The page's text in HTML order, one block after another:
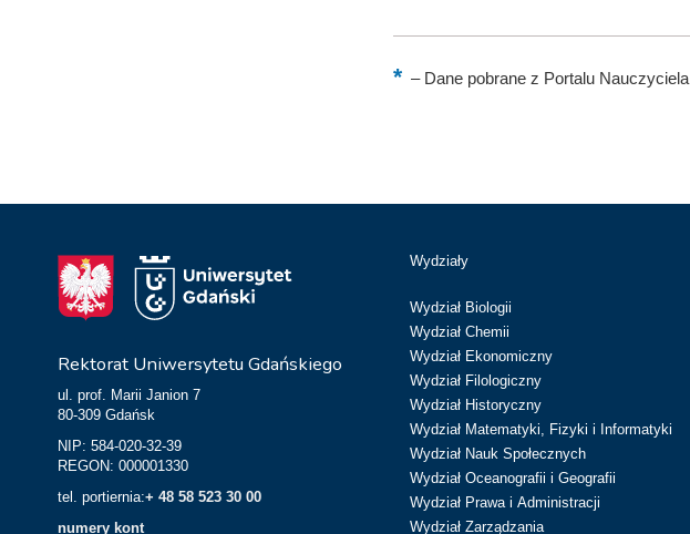
–Dane pobrane z Portalu Nauczyciela
Rektorat Uniwersytetu Gdańskiego
ul. prof. Marii Janion 7
80-309 Gdańsk
NIP: 584-020-32-39
REGON: 000001330
tel. portiernia:+ 48 58 523 30 00
numery kont
Wydziały
Wydział Biologii
Wydział Chemii
Wydział Ekonomiczny
Wydział Filologiczny
Wydział Historyczny
Wydział Matematyki, Fizyki i Informatyki
Wydział Nauk Społecznych
Wydział Oceanografii i Geografii
Wydział Prawa i Administracji
Wydział Zarządzania